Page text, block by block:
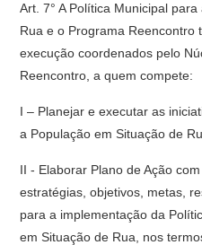
Art. 7° A Política Municipal
Rua e o Programa Reencontro
execução coordenados pelo
Reencontro, a quem compete:
I – Planejar e executar as
a População em Situação de
II - Elaborar Plano de Ação
estratégias, objetivos, metas,
para a implementação da
em Situação de Rua, nos